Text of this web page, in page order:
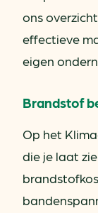
ons
effectieve
eigen
Brandstof
Op het
die je laat